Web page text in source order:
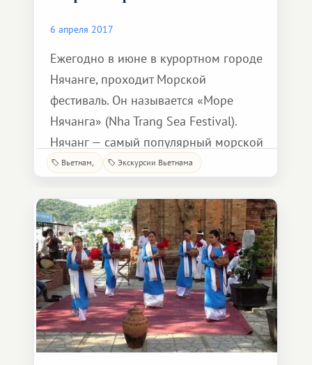
6 апреля 2017
Ежегодно в июне в курортном городе
Нячанге, проходит Морской
фестиваль. Он называется «Море
Нячанга» (Nha Trang Sea Festival).
Нячанг — самый популярный морской
курорт Вьетнама и здесь вся жизнь
фестиваль является любимым
праздником как для туристов так
и для местных жителей. В этом году
фестиваль пройдет с 10 по 13
Вьетнам Экскурсии Вьетнама